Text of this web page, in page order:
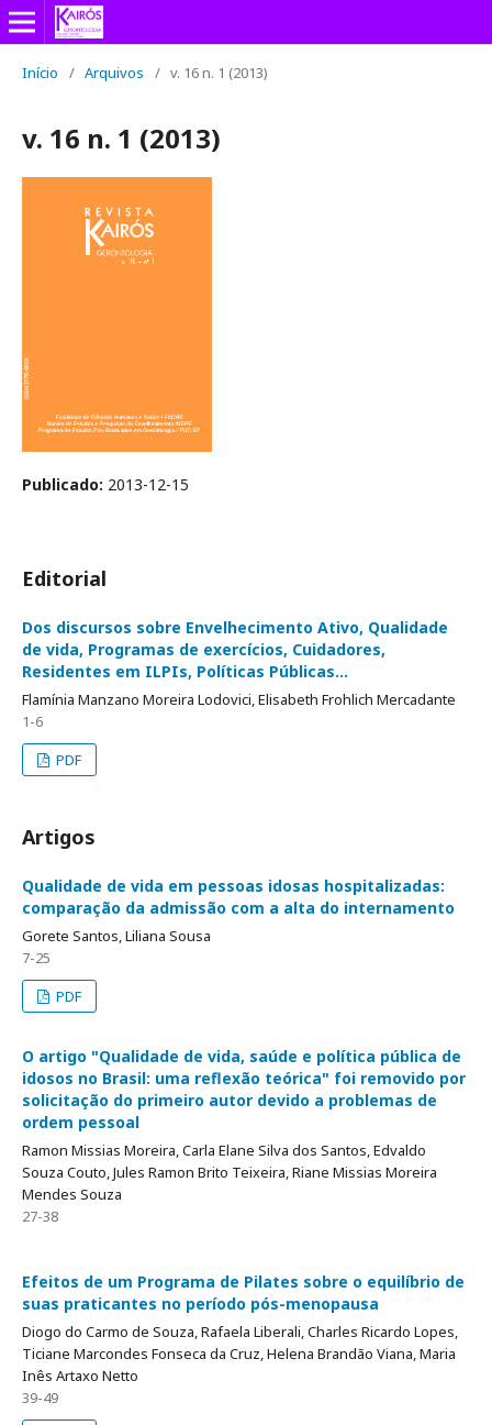
Início / Arquivos / v. 16 n. 1 (2013)
v. 16 n. 1 (2013)
Publicado: 2013-12-15
Editorial
Dos discursos sobre Envelhecimento Ativo, Qualidade
de vida, Programas de exercícios, Cuidadores,
Residentes em ILPIs, Políticas Públicas...
Flamínia Manzano Moreira Lodovici, Elisabeth Frohlich Mercadante
1-6
PDF
Artigos
Qualidade de vida em pessoas idosas hospitalizadas:
comparação da admissão com a alta do internamento
Gorete Santos, Liliana Sousa
7-25
PDF
O artigo "Qualidade de vida, saúde e política pública de
idosos no Brasil: uma reflexão teórica" foi removido por
solicitação do primeiro autor devido a problemas de
ordem pessoal
Ramon Missias Moreira, Carla Elane Silva dos Santos, Edvaldo
Souza Couto, Jules Ramon Brito Teixeira, Riane Missias Moreira
Mendes Souza
27-38
Efeitos de um Programa de Pilates sobre o equilíbrio de
suas praticantes no período pós-menopausa
Diogo do Carmo de Souza, Rafaela Liberali, Charles Ricardo Lopes,
Ticiane Marcondes Fonseca da Cruz, Helena Brandão Viana, Maria
Inês Artaxo Netto
39-49